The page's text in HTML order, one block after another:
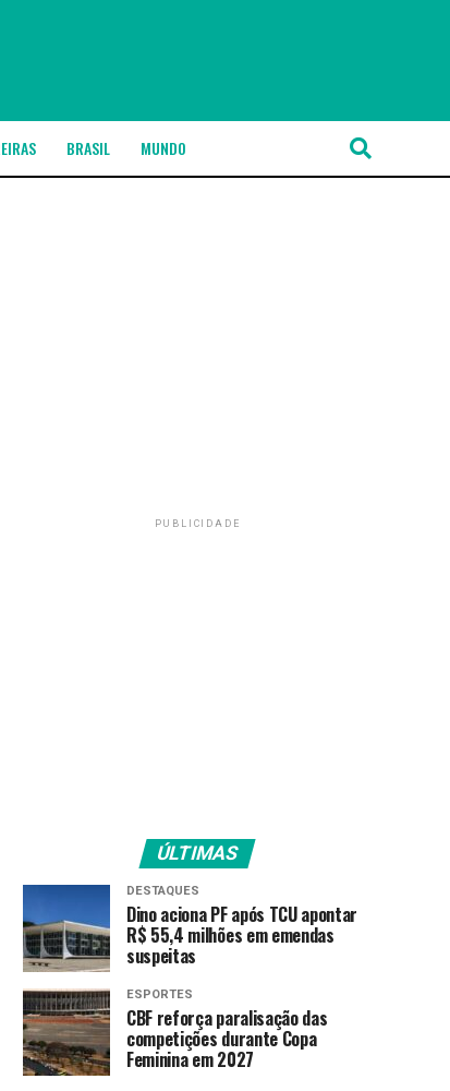
BRASIL MUNDO
PUBLICIDADE
ÚLTIMAS
DESTAQUES
Dino aciona PF após TCU apontar
R$ 55,4 milhões em emendas
suspeitas
ESPORTES
CBF reforça paralisação das
competições durante Copa
Feminina em 2027